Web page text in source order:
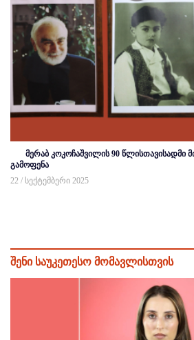
მერაბ კოკოჩაშვილის 90 წლისთავისადმი
გამოფენა
22 / სექტემბერი 2025
შენი საუკეთესო მომავლისთვის